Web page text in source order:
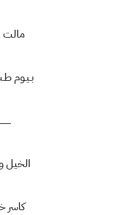
مالت
بـيـوم
الخيل
كاسر